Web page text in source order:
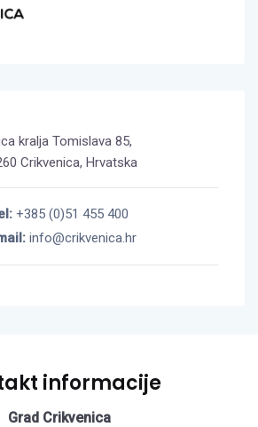
kralja Tomislava 85,
Crikvenica, Hrvatska
+385 (0)51 455 400
info@crikvenica.hr
informacije
Grad Crikvenica